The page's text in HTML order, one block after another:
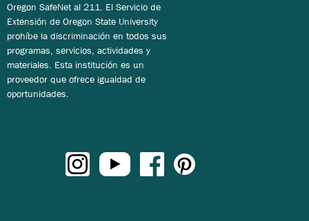
Oregon SafeNet al 211. El Servicio de
Extensión de Oregon State University
prohíbe la discriminación en todos sus
programas, servicios, actividades y
materiales. Esta institución es un
proveedor que ofrece igualdad de
oportunidades.